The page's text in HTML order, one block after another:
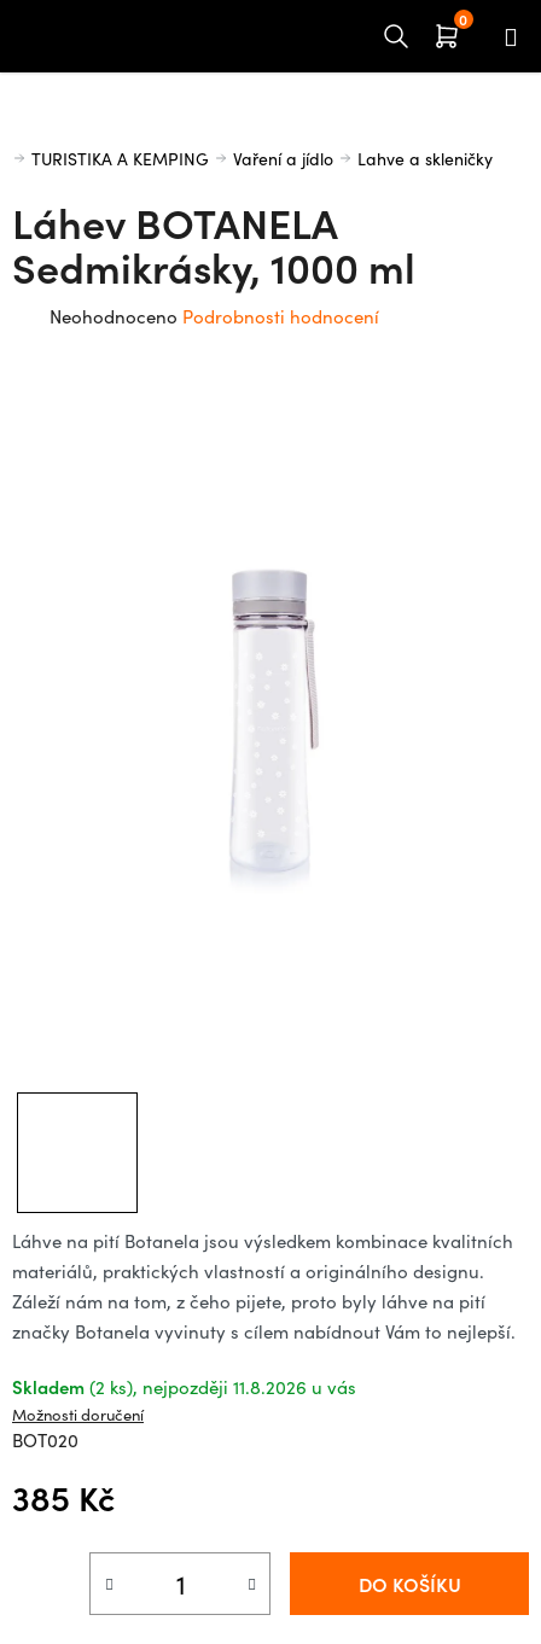
Domů
TURISTIKA A KEMPING Vaření a jídlo Lahve a skleničky
Láhve na pití Botanela jsou výsledkem kombinace kvalitních
materiálů, praktických vlastností a originálního designu.
Záleží nám na tom, z čeho pijete, proto byly láhve na pití
značky Botanela vyvinuty s cílem nabídnout Vám to nejlepší.
Skladem (2 ks) 11.8.2026
Možnosti doručení
BOT020
385 Kč
DO KOŠÍKU
Láhev BOTANELA
Sedmikrásky, 1000 ml
Průměrné
Neohodnoceno Podrobnosti hodnocení